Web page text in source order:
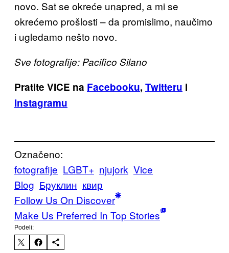
novo. Sat se okreće unapred, a mi se
okrećemo prošlosti – da promislimo, naučimo
i ugledamo nešto novo.
Sve fotografije: Pacifico Silano
Pratite VICE na Facebooku, Twitteru i
Instagramu
Označeno:
fotografije LGBT+ njujork Vice
Blog Бруклин квир
Follow Us On Discover
Make Us Preferred In Top Stories
Podeli: